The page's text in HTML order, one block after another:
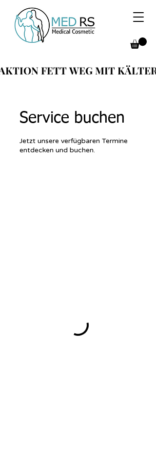
FETT WEG MIT KÄLTER
FETT WEG MIT KÄLTER
Service buchen
Jetzt unsere verfügbaren Termine
entdecken und buchen.